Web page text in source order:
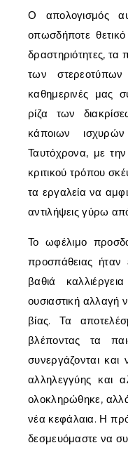
Ο απολογισμός
οπωσδήποτε
δραστηριότητες, τα
των
καθημερινές μας
ρίζα των
κάποιων
Ταυτόχρονα, με
κριτικού τρόπου
τα εργαλεία να
αντιλήψεις γύρω
Το ωφέλιμο
προσπάθειας
βαθιά
ουσιαστική αλλαγή
βίας. Τα
βλέποντας τα
συνεργάζονται και
αλληλεγγύης και
ολοκληρώθηκε,
νέα κεφάλαια. Η
δεσμευόμαστε να